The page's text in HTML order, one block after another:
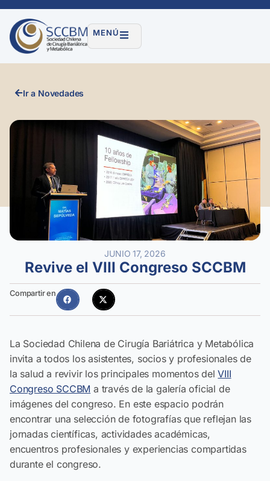
MENÚ
Ir a Novedades
JUNIO 17, 2026
Revive el VIII Congreso SCCBM
Compartir en
La Sociedad Chilena de Cirugía Bariátrica y Metabólica
invita a todos los asistentes, socios y profesionales de
la salud a revivir los principales momentos delVIII
Congreso SCCBM a través de la galería oficial de
imágenes del congreso. En este espacio podrán
encontrar una selección de fotografías que reflejan las
jornadas científicas, actividades académicas,
encuentros profesionales y experiencias compartidas
durante el congreso.